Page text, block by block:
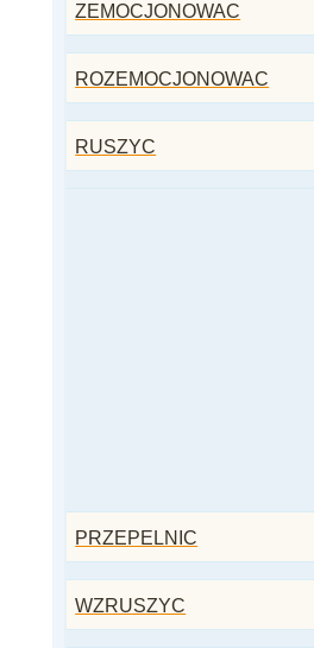
ZEMOCJONOWAC
ROZEMOCJONOWAC
RUSZYC
PRZEPELNIC
WZRUSZYC